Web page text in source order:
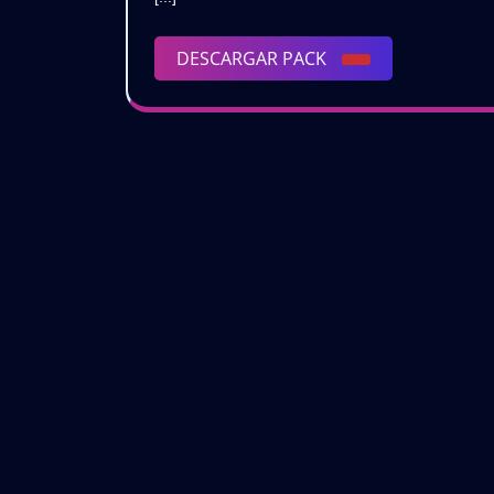
DESCARGAR PACK
DESCARGAR
PACK